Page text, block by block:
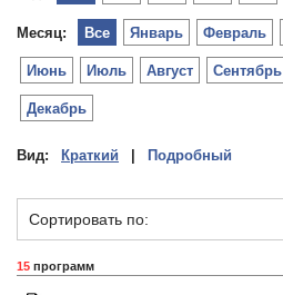
Месяц: Январь Февраль
Июнь Июль Август Сентябрь
Декабрь
Все
Вид: Краткий Подробный
Сортировать по:
15 программ